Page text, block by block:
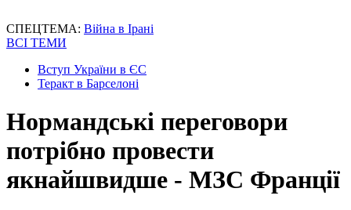
СПЕЦТЕМА: Війна в Ірані
ВСІ ТЕМИ
Вступ України в ЄС
Теракт в Барселоні
Нормандські переговори
потрібно провести
якнайшвидше - МЗС Франції